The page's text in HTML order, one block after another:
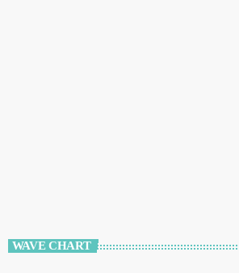
WAVE CHART